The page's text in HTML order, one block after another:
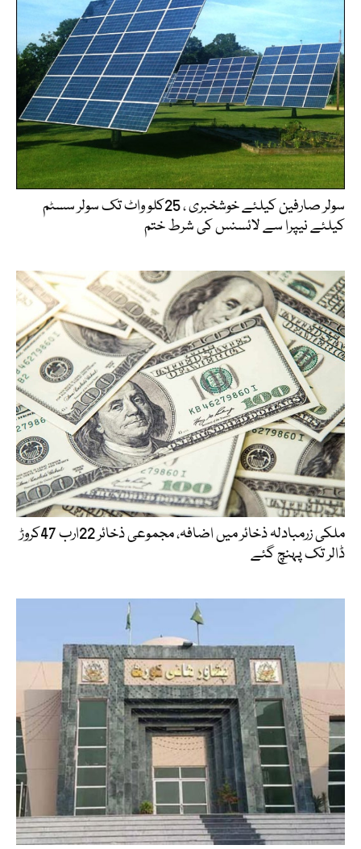
سولر صارفین کیلئے خوشخبری ، 25کلو واٹ تک سولر سسٹم
کیلئے نیپرا سے لائسنس کی شرط ختم
ملکی زرمبادلہ ذخائر میں اضافہ، مجموعی ذخائر 22ارب 47کروڑ
ڈالر تک پہنچ گئے